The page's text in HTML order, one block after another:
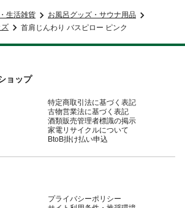
生活雑貨
お風呂グッズ・サウナ用品
首肩じんわり バスピロー ピンク
ョップ
特定商取引法に基づく表記
古物営業法に基づく表記
酒類販売管理者標識の掲示
家電リサイクルについて
BtoB掛け払い申込
プライバシーポリシー